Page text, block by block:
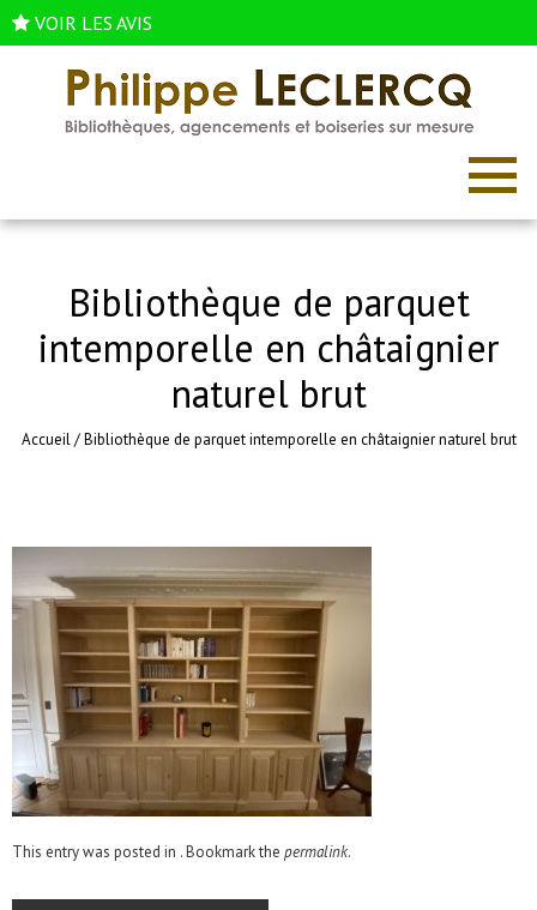
VOIR LES AVIS
Bibliothèque de parquet
intemporelle en châtaignier
naturel brut
Accueil/Bibliothèque de parquet intemporelle en châtaignier naturel brut
This entry was posted in . Bookmark the permalink.